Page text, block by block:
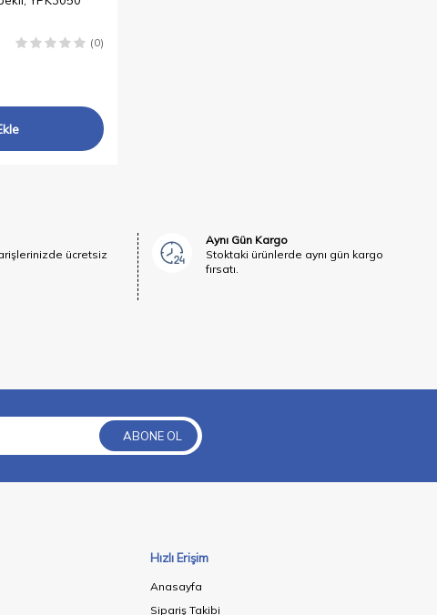
(0)
ücretsiz
Aynı Gün Kargo
Stoktaki ürünlerde aynı gün kargo
fırsatı.
ABONE OL
Hızlı Erişim
Anasayfa
Sipariş Takibi